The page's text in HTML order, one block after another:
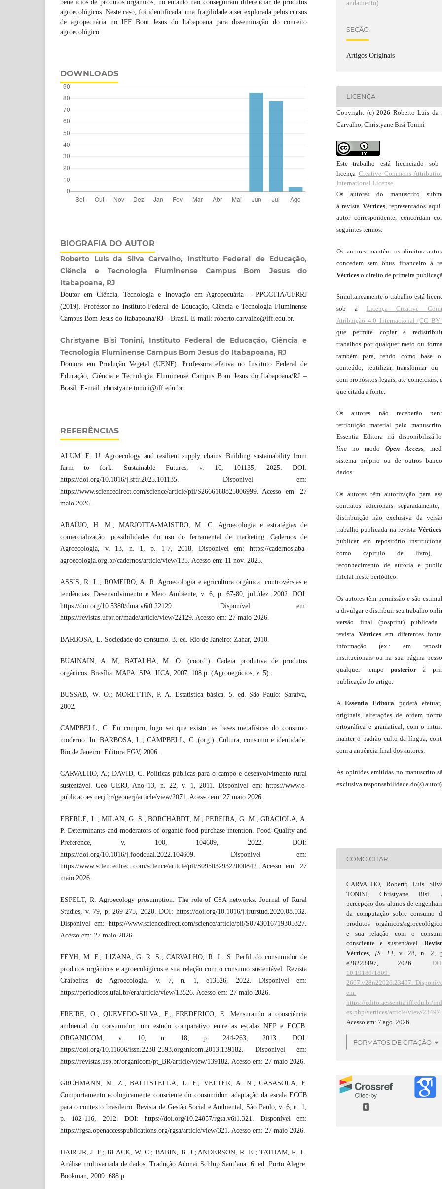
benefícios de produtos orgânicos, no entanto não conseguiram diferenciar de produtos
agroecológicos. Neste caso, foi identificada uma fragilidade a ser explorada pelos cursos
de agropecuária no IFF Bom Jesus do Itabapoana para disseminação do conceito
agroecológico.
DOWNLOADS
BIOGRAFIA DO AUTOR
Roberto Luís da Silva Carvalho, Instituto Federal de Educação,
Ciência e Tecnologia Fluminense Campus Bom Jesus do
Itabapoana, RJ
Doutor em Ciência, Tecnologia e Inovação em Agropecuária ‒ PPGCTIA/UFRRJ
(2019). Professor no Instituto Federal de Educação, Ciência e Tecnologia Fluminense
Campus Bom Jesus do Itabapoana/RJ ‒ Brasil. E-mail: roberto.carvalho@iff.edu.br.
Christyane Bisi Tonini, Instituto Federal de Educação, Ciência e
Tecnologia Fluminense Campus Bom Jesus do Itabapoana, RJ
Doutora em Produção Vegetal (UENF). Professora efetiva no Instituto Federal de
Educação, Ciência e Tecnologia Fluminense Campus Bom Jesus do Itabapoana/RJ ‒
Brasil. E-mail: christyane.tonini@iff.edu.br.
REFERÊNCIAS
ALUM. E. U. Agroecology and resilient supply chains: Building sustainability from
farm to fork. Sustainable Futures, v. 10, 101135, 2025. DOI:
https://doi.org/10.1016/j.sftr.2025.101135. Disponível em:
https://www.sciencedirect.com/science/article/pii/S2666188825006999. Acesso em: 27
maio 2026.
ARAÚJO, H. M.; MARJOTTA-MAISTRO, M. C. Agroecologia e estratégias de
comercialização: possibilidades do uso do ferramental de marketing. Cadernos de
Agroecologia, v. 13, n. 1, p. 1-7, 2018. Disponível em: https://cadernos.aba-
agroecologia.org.br/cadernos/article/view/135. Acesso em: 11 nov. 2025.
ASSIS, R. L.; ROMEIRO, A. R. Agroecologia e agricultura orgânica: controvérsias e
tendências. Desenvolvimento e Meio Ambiente, v. 6, p. 67-80, jul./dez. 2002. DOI:
https://doi.org/10.5380/dma.v6i0.22129. Disponível em:
https://revistas.ufpr.br/made/article/view/22129. Acesso em: 27 maio 2026.
BARBOSA, L. Sociedade do consumo. 3. ed. Rio de Janeiro: Zahar, 2010.
BUAINAIN, A. M; BATALHA, M. O. (coord.). Cadeia produtiva de produtos
orgânicos. Brasília: MAPA: SPA: IICA, 2007. 108 p. (Agronegócios, v. 5).
BUSSAB, W. O.; MORETTIN, P. A. Estatística básica. 5. ed. São Paulo: Saraiva,
2002.
CAMPBELL, C. Eu compro, logo sei que existo: as bases metafísicas do consumo
moderno. In: BARBOSA, L.; CAMPBELL, C. (org.). Cultura, consumo e identidade.
Rio de Janeiro: Editora FGV, 2006.
CARVALHO, A.; DAVID, C. Políticas públicas para o campo e desenvolvimento rural
sustentável. Geo UERJ, Ano 13, n. 22, v. 1, 2011. Disponível em: https://www.e-
publicacoes.uerj.br/geouerj/article/view/2071. Acesso em: 27 maio 2026.
EBERLE, L.; MILAN, G. S.; BORCHARDT, M.; PEREIRA, G. M.; GRACIOLA, A.
P. Determinants and moderators of organic food purchase intention. Food Quality and
Preference, v. 100, 104609, 2022. DOI:
https://doi.org/10.1016/j.foodqual.2022.104609. Disponível em:
https://www.sciencedirect.com/science/article/pii/S0950329322000842. Acesso em: 27
maio 2026.
ESPELT, R. Agroecology prosumption: The role of CSA networks. Journal of Rural
Studies, v. 79, p. 269-275, 2020. DOI: https://doi.org/10.1016/j.jrurstud.2020.08.032.
Disponível em: https://www.sciencedirect.com/science/article/pii/S0743016719305327.
Acesso em: 27 maio 2026.
FEYH, M. F.; LIZANA, G. R. S.; CARVALHO, R. L. S. Perfil do consumidor de
produtos orgânicos e agroecológicos e sua relação com o consumo sustentável. Revista
Craibeiras de Agroecologia, v. 7, n. 1, e13526, 2022. Disponível em:
https://periodicos.ufal.br/era/article/view/13526. Acesso em: 27 maio 2026.
FREIRE, O.; QUEVEDO-SILVA, F.; FREDERICO, E. Mensurando a consciência
ambiental do consumidor: um estudo comparativo entre as escalas NEP e ECCB.
ORGANICOM, v. 10, n. 18, p. 244-263, 2013. DOI:
https://doi.org/10.11606/issn.2238-2593.organicom.2013.139182. Disponível em:
https://revistas.usp.br/organicom/pt_BR/article/view/139182. Acesso em: 27 maio 2026.
GROHMANN, M. Z.; BATTISTELLA, L. F.; VELTER, A. N.; CASASOLA, F.
Comportamento ecologicamente consciente do consumidor: adaptação da escala ECCB
para o contexto brasileiro. Revista de Gestão Social e Ambiental, São Paulo, v. 6, n. 1,
p. 102-116, 2012. DOI: https://doi.org/10.24857/rgsa.v6i1.321. Disponível em:
https://rgsa.openaccesspublications.org/rgsa/article/view/321. Acesso em: 27 maio 2026.
HAIR JR, J. F.; BLACK, W. C.; BABIN, B. J.; ANDERSON, R. E.; TATHAM, R. L.
Análise multivariada de dados. Tradução Adonai Schlup Sant’ana. 6. ed. Porto Alegre:
Bookman, 2009. 688 p.
andamento)
SEÇÃO
Artigos Originais
LICENÇA
Copyright (c) 2026 Roberto Luís da
Carvalho, Christyane Bisi Tonini
Este trabalho está licenciado sob
licença Creative Commons
International License
Os autores do manuscrito
à revista Vértices, representados
autor correspondente, concordam
seguintes termos:
Os autores mantêm os direitos
concedem sem ônus financeiro à
Vértices o direito de primeira
Simultaneamente o trabalho está
sob a Licença Creative
Atribuição 4.0 Internacional (CC BY
que permite copiar e
trabalhos por qualquer meio ou
também para, tendo como base
conteúdo, reutilizar, transformar ou
com propósitos legais, até comerciais,
que citada a fonte.
Os autores não receberão
retribuição material pelo
Essentia Editora irá disponibilizá-lo
line no modo Open Access ,
sistema próprio ou de outros
dados.
Os autores têm autorização para
contratos adicionais separadamente,
distribuição não exclusiva da
trabalho publicada na revista Vértices
publicar em repositório
como capítulo de livro),
reconhecimento de autoria e
inicial neste periódico.
Os autores têm permissão e são
a divulgar e distribuir seu trabalho
versão final (posprint) publicada
revista Vérticesem diferentes
informação (ex.: em
institucionais ou na sua página
qualquer tempo posteriorà
publicação do artigo.
AEssentia Editora poderá
originais, alterações de ordem
ortográfica e gramatical, com o
manter o padrão culto da língua,
com a anuência final dos autores.
As opiniões emitidas no manuscrito
exclusiva responsabilidade do(s)
COMO CITAR
CARVALHO, Roberto Luís
TONINI, Christyane Bisi.
percepção dos alunos de
da computação sobre consumo
produtos orgânicos/
e sua relação com o
consciente e sustentável.
Vértices
[S. l.], v. 28, n. 2,
e28223497, 2026.
10.19180/1809-
2667.v28n22026.23497.
em:
https://editoraessentia.iff.edu.br/ind
ex.php/vertices/article/view/23497.
Acesso em: 7 ago. 2026.
FORMATOS DE CITAÇÃO
0